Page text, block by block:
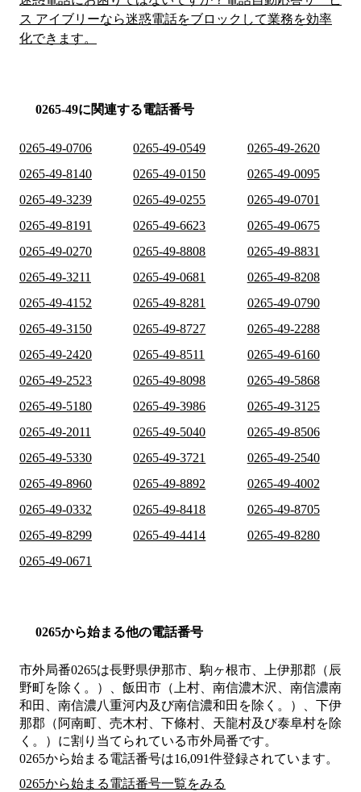
ス アイブリーなら迷惑電話をブロックして業務を効率
化できます。
0265-49に関連する電話番号
0265-49-0706 0265-49-0549
0265-49-2620
0265-49-8140
0265-49-0150
0265-49-0095
0265-49-3239
0265-49-0255
0265-49-0701
0265-49-8191
0265-49-6623
0265-49-0675
0265-49-0270
0265-49-8808
0265-49-8831
0265-49-3211
0265-49-0681
0265-49-8208
0265-49-4152
0265-49-8281
0265-49-0790
0265-49-3150
0265-49-8727
0265-49-2288
0265-49-2420
0265-49-8511
0265-49-6160
0265-49-2523
0265-49-8098
0265-49-5868
0265-49-5180
0265-49-3986
0265-49-3125
0265-49-2011
0265-49-5040
0265-49-8506
0265-49-5330
0265-49-3721
0265-49-2540
0265-49-8960
0265-49-8892
0265-49-4002
0265-49-0332
0265-49-8418
0265-49-8705
0265-49-8299
0265-49-4414
0265-49-8280
0265-49-0671
0265から始まる他の電話番号
市外局番0265は長野県伊那市、駒ヶ根市、上伊那郡（辰
野町を除く。）、飯田市（上村、南信濃木沢、南信濃南
和田、南信濃八重河内及び南信濃和田を除く。）、下伊
那郡（阿南町、売木村、下條村、天龍村及び泰阜村を除
く。） に割り当てられている市外局番です。
0265から始まる電話番号は16,091件登録されています。
0265から始まる電話番号一覧をみる